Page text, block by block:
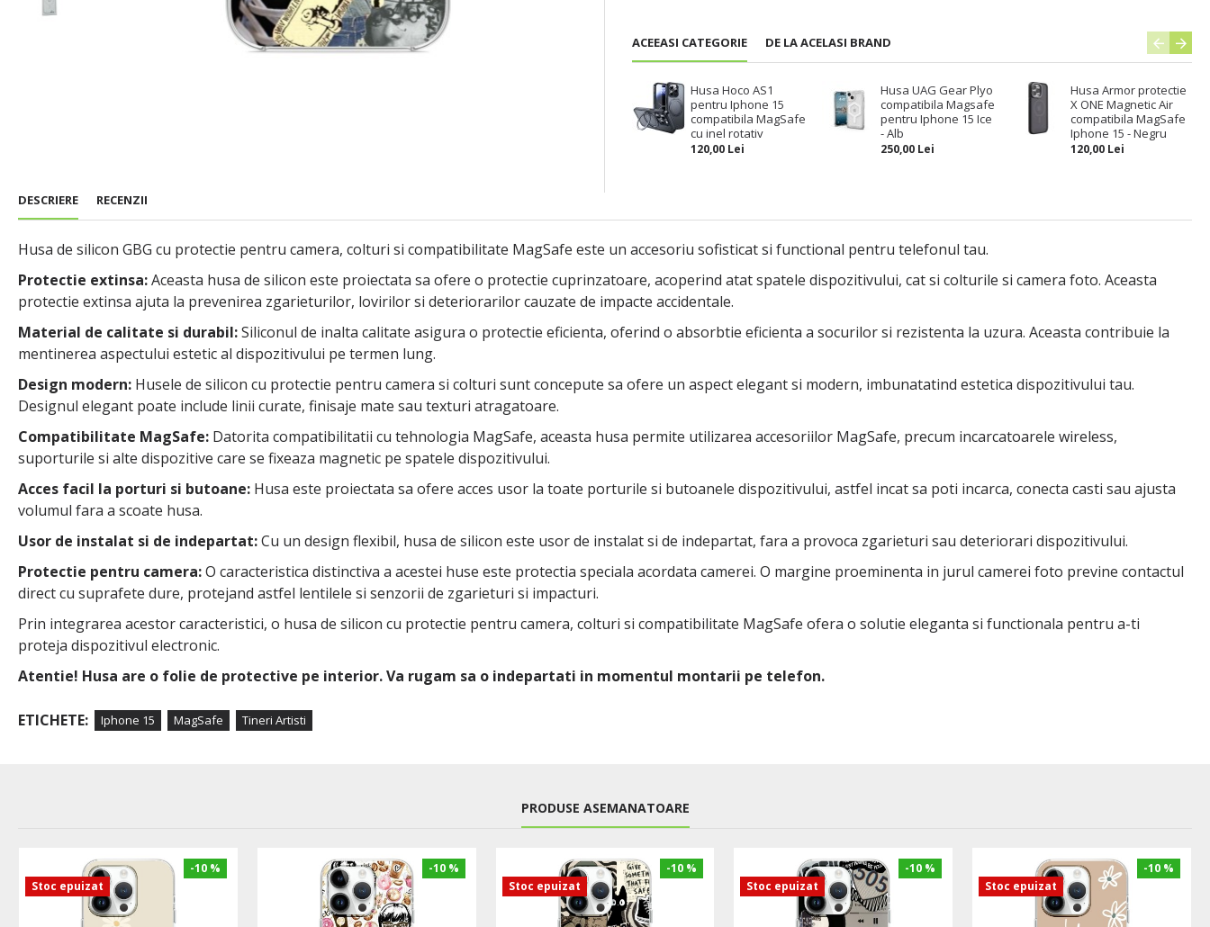
ACEEASI CATEGORIE DE LA ACELASI BRAND
Husa Hoco AS1
pentru Iphone 15
compatibila MagSafe
cu inel rotativ
120,00 Lei
Husa UAG Gear Plyo
compatibila Magsafe
pentru Iphone 15 Ice
- Alb
250,00 Lei
Husa Armor protectie
X ONE Magnetic Air
compatibila MagSafe
Iphone 15 - Negru
120,00 Lei
DESCRIERE RECENZII
Husa de silicon GBG cu protectie pentru camera, colturi si compatibilitate MagSafe este un accesoriu sofisticat si functional pentru telefonul tau.
Protectie extinsa:Aceasta husa de silicon este proiectata sa ofere o protectie cuprinzatoare, acoperind atat spatele dispozitivului, cat si colturile si camera foto. Aceasta
protectie extinsa ajuta la prevenirea zgarieturilor, lovirilor si deteriorarilor cauzate de impacte accidentale.
Material de calitate si durabil:Siliconul de inalta calitate asigura o protectie eficienta, oferind o absorbtie eficienta a socurilor si rezistenta la uzura. Aceasta contribuie la
mentinerea aspectului estetic al dispozitivului pe termen lung.
Design modern: Husele de silicon cu protectie pentru camera si colturi sunt concepute sa ofere un aspect elegant si modern, imbunatatind estetica dispozitivului tau.
Designul elegant poate include linii curate, finisaje mate sau texturi atragatoare.
Compatibilitate MagSafe: Datorita compatibilitatii cu tehnologia MagSafe, aceasta husa permite utilizarea accesoriilor MagSafe, precum incarcatoarele wireless,
suporturile si alte dispozitive care se fixeaza magnetic pe spatele dispozitivului.
Acces facil la porturi si butoane: Husa este proiectata sa ofere acces usor la toate porturile si butoanele dispozitivului, astfel incat sa poti incarca, conecta casti sau ajusta
volumul fara a scoate husa.
Usor de instalat si de indepartat:Cu un design flexibil, husa de silicon este usor de instalat si de indepartat, fara a provoca zgarieturi sau deteriorari dispozitivului.
Protectie pentru camera:O caracteristica distinctiva a acestei huse este protectia speciala acordata camerei. O margine proeminenta in jurul camerei foto previne contactul
direct cu suprafete dure, protejand astfel lentilele si senzorii de zgarieturi si impacturi.
Prin integrarea acestor caracteristici, o husa de silicon cu protectie pentru camera, colturi si compatibilitate MagSafe ofera o solutie eleganta si functionala pentru a-ti
proteja dispozitivul electronic.
Atentie! Husa are o folie de protective pe interior. Va rugam sa o indepartati in momentul montarii pe telefon.
ETICHETE: Iphone 15 MagSafe Tineri Artisti
PRODUSE ASEMANATOARE
-10 %
Stoc epuizat
-10 %
-10 %
Stoc epuizat
-10 %
Stoc epuizat
-10 %
Stoc epuizat